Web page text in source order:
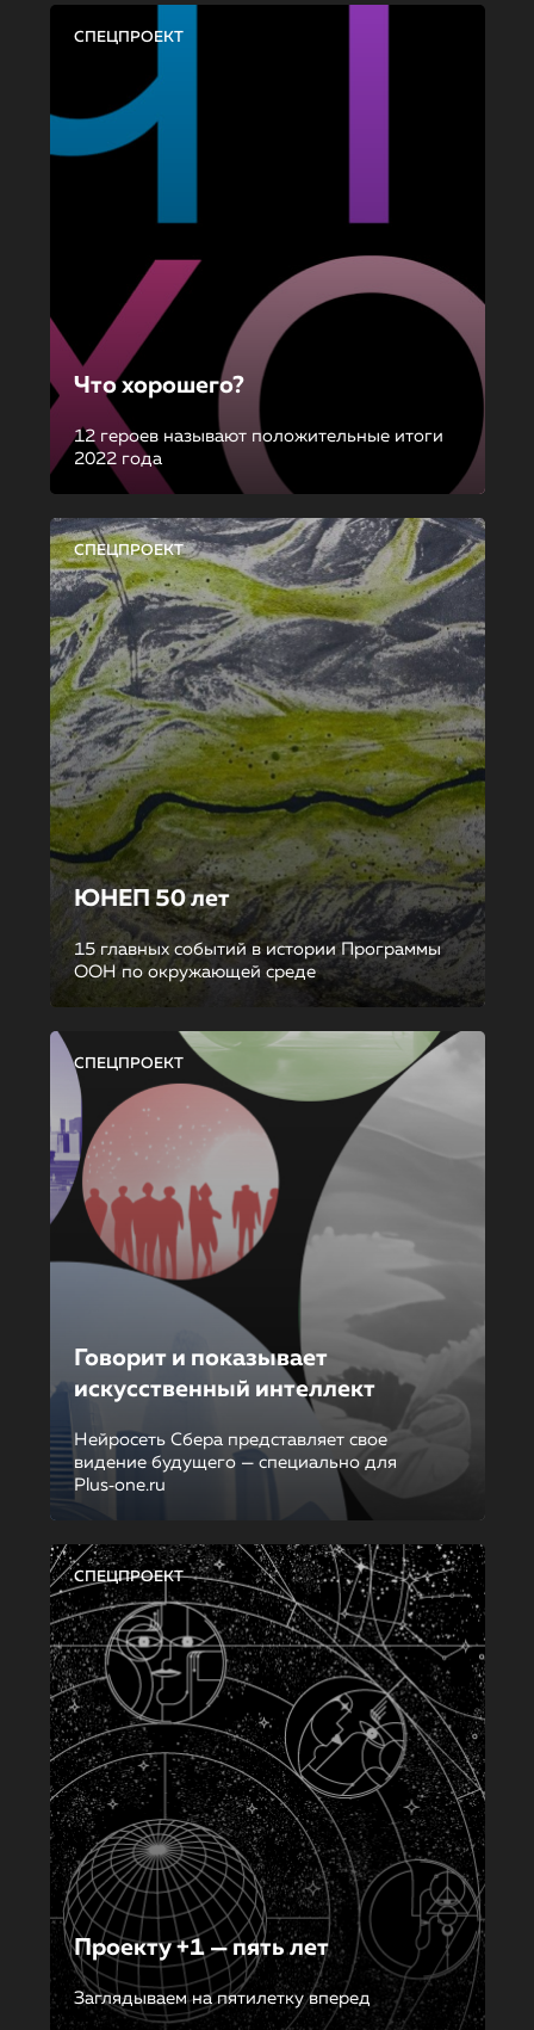
СПЕЦПРОЕКТ
Что хорошего?
12 героев называют положительные итоги
2022 года
СПЕЦПРОЕКТ
ЮНЕП 50 лет
15 главных событий в истории Программы
ООН по окружающей среде
СПЕЦПРОЕКТ
Говорит и показывает
искусственный интеллект
Нейросеть Сбера представляет свое
видение будущего — специально для
Plus‑one.ru
СПЕЦПРОЕКТ
Проекту +1 — пять лет
Заглядываем на пятилетку вперед